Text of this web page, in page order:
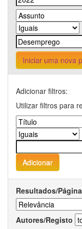
Iniciar uma nova
Adicionar filtros:
Utilizar filtros para
Resultados/Página
Autores/Registo